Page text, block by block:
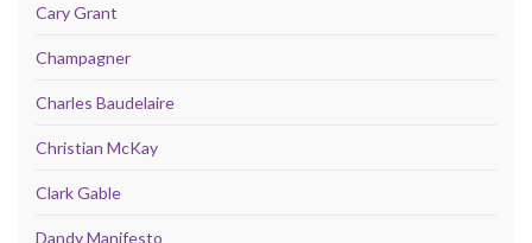
Cary Grant
Champagner
Charles Baudelaire
Christian McKay
Clark Gable
Dandy Manifesto